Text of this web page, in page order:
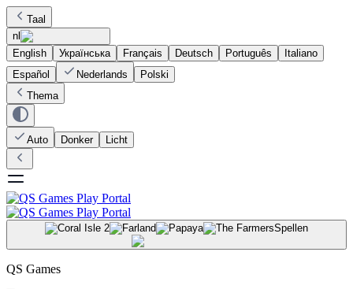
Taal
nl
English
Українська Français Deutsch Português
Italiano
Español
Nederlands
Polski
Thema
Auto Donker Licht
Spellen
QS Games